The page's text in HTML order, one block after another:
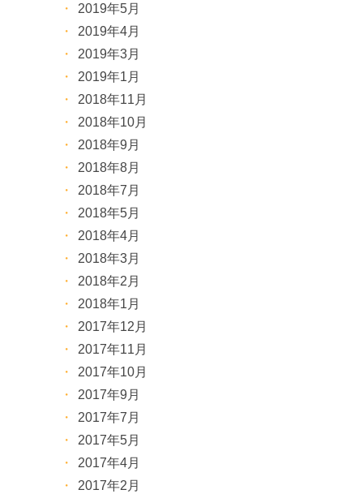
2019年5月
2019年4月
2019年3月
2019年1月
2018年11月
2018年10月
2018年9月
2018年8月
2018年7月
2018年5月
2018年4月
2018年3月
2018年2月
2018年1月
2017年12月
2017年11月
2017年10月
2017年9月
2017年7月
2017年5月
2017年4月
2017年2月